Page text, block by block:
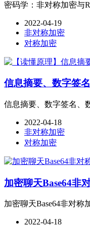
密码学：非对称加密与
2022-04-19
非对称加密
对称加密
信息摘要、数字签
信息摘要、数字签名、
2022-04-18
非对称加密
对称加密
加密聊天Base64非
加密聊天Base64非对称
2022-04-18